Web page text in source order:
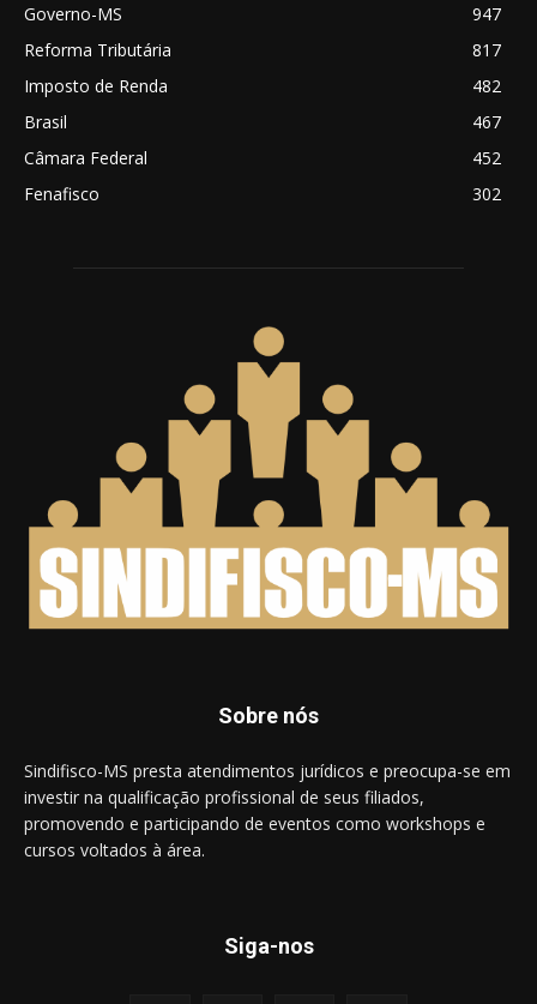
Governo-MS
947
Reforma Tributária
817
Imposto de Renda
482
Brasil
467
Câmara Federal
452
Fenafisco
302
Sobre nós
Sindifisco-MS presta atendimentos jurídicos e preocupa-se em
investir na qualificação profissional de seus filiados,
promovendo e participando de eventos como workshops e
cursos voltados à área.
Siga-nos